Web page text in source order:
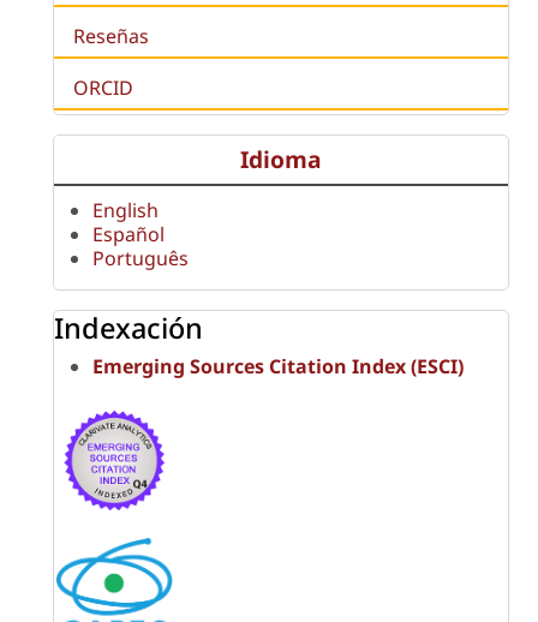
Reseñas
ORCID
Idioma
English
Español
Português
Indexación
Emerging Sources Citation Index (ESCI)